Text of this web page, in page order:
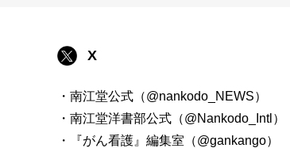
X
・南江堂公式（@nankodo_NEWS）
・南江堂洋書部公式（@Nankodo_Intl）
・『がん看護』編集室（@gankango）